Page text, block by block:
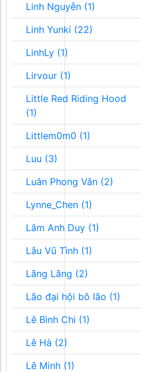
Linh Nguyễn (1)
Linh Yunki (22)
LinhLy (1)
Lirvour (1)
Little Red Riding Hood
(1)
Littlem0m0 (1)
Luu (3)
Luân Phong Vân (2)
Lynne_Chen (1)
Lâm Anh Duy (1)
Lâu Vũ Tình (1)
Lãng Lãng (2)
Lão đại hội bô lão (1)
Lê Bình Chi (1)
Lê Hà (2)
Lê Minh (1)